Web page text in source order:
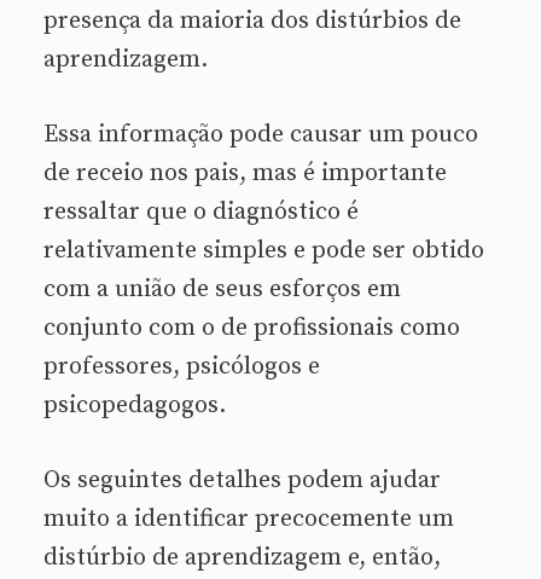
presença da maioria dos distúrbios de
aprendizagem.
Essa informação pode causar um pouco
de receio nos pais, mas é importante
ressaltar que o diagnóstico é
relativamente simples e pode ser obtido
com a união de seus esforços em
conjunto com o de profissionais como
professores, psicólogos e
psicopedagogos.
Os seguintes detalhes podem ajudar
muito a identificar precocemente um
distúrbio de aprendizagem e, então,